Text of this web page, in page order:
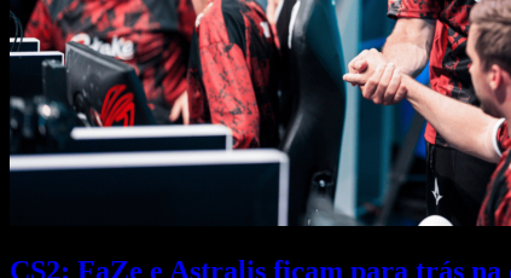
CS2: FaZe e Astralis ficam para trás